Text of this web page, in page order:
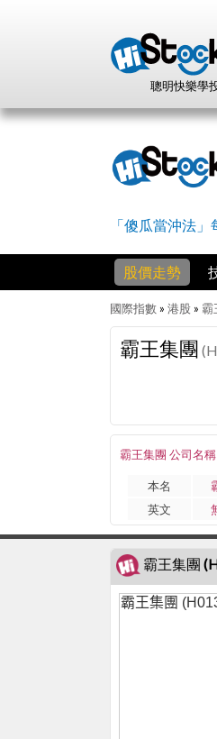
聰明快樂學
「傻瓜當沖法
股價走勢
國際指數 » 港股 » 霸
霸王集團
霸王集團 公司名稱
本名
英文
霸王集團
霸王集團